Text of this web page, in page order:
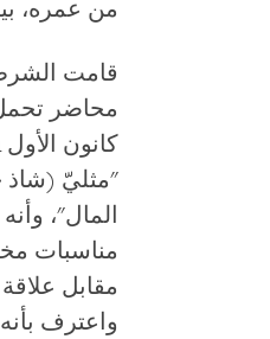
من عمره،
قامت
"مثليّ
المال"،
مناسبات
مقابل
واعترف